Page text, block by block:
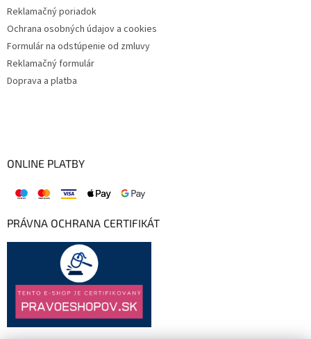
Reklamačný poriadok
Ochrana osobných údajov a cookies
Formulár na odstúpenie od zmluvy
Reklamačný formulár
Doprava a platba
ONLINE PLATBY
PRÁVNA OCHRANA CERTIFIKÁT